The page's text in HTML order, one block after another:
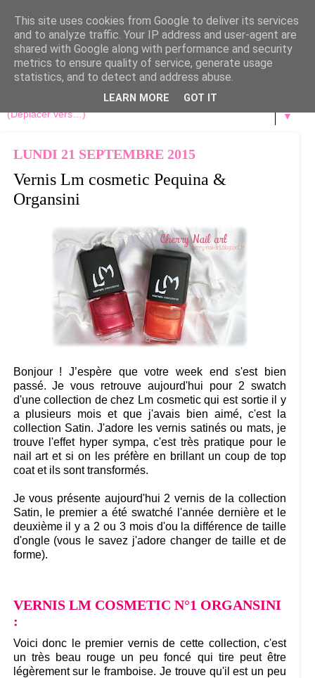
▼
LUNDI 21 SEPTEMBRE 2015
Vernis Lm cosmetic Pequina &
Organsini
Bonjour ! J’espère que votre week end s'est bien
passé. Je vous retrouve aujourd'hui pour 2 swatch
d'une collection de chez Lm cosmetic qui est sortie il y
a plusieurs mois et que j'avais bien aimé, c'est la
collection Satin. J'adore les vernis satinés ou mats, je
trouve l'effet hyper sympa, c'est très pratique pour le
nail art et si on les préfère en brillant un coup de top
coat et ils sont transformés.
Je vous présente aujourd'hui 2 vernis de la collection
Satin, le premier a été swatché l'année dernière et le
deuxième il y a 2 ou 3 mois d'ou la différence de taille
d'ongle (vous le savez j'adore changer de taille et de
forme).
VERNIS LM COSMETIC N°1 ORGANSINI
:
Voici donc le premier vernis de cette collection, c'est
un très beau rouge un peu foncé qui tire peut être
légèrement sur le framboise. Je trouve qu'il est un peu
This site uses cookies from Google to deliver its services
and to analyze traffic. Your IP address and user-agent are
shared with Google along with performance and security
metrics to ensure quality of service, generate usage
statistics, and to detect and address abuse.
LEARN MORE GOT IT